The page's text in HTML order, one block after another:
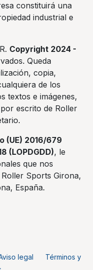
constituirá una
industrial e
Copyright 2024 -
Queda
copia,
de los
textos e imágenes,
escrito de Roller
(UE) 2016/679
(LOPDGDD), le
que nos
Sports Girona,
España.
legal
Términos y